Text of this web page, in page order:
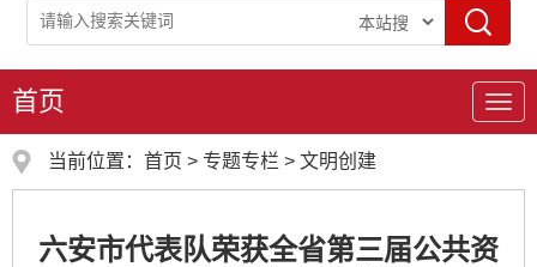
导
首页
当前位置： 首页 > 专题专栏 > 文明创建
六安市代表队荣获全省第三届公共资